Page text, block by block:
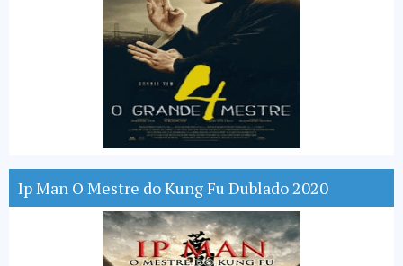
Ip Man O Mestre do Kung Fu Dublado 2020